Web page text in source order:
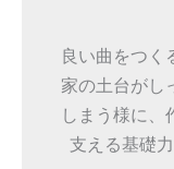
良い曲をつく
家の土台がし
しまう様に、
支える基礎